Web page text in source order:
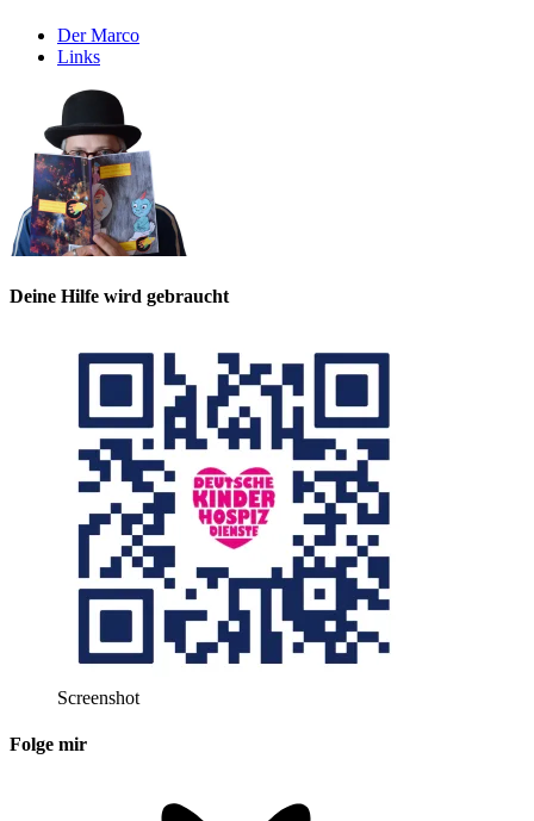
Der Marco
Links
Deine Hilfe wird gebraucht
Screenshot
Folge mir